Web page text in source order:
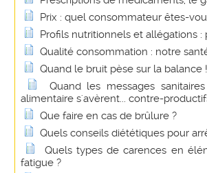
Prix : quel consommateur êtes-
Profils nutritionnels et allégations :
Qualité consommation : notre
Quand le bruit pèse sur la balance !
Quand les messages
alimentaire s'avèrent... contre-
Que faire en cas de brûlure ?
Quels conseils diététiques pour
Quels types de carences en
fatigue ?